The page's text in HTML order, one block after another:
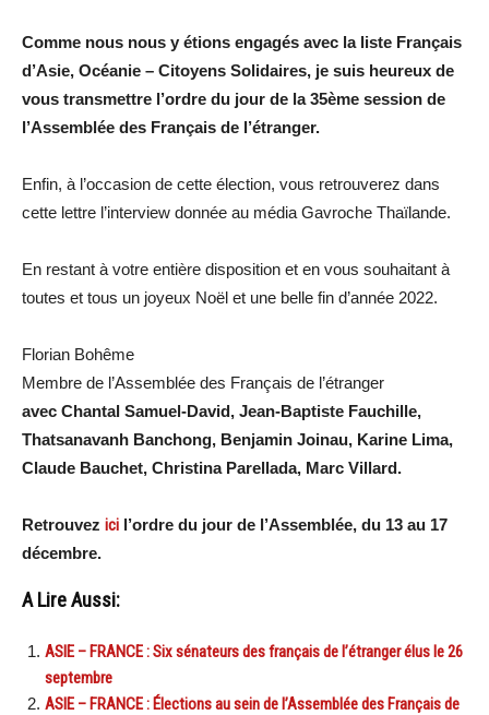
Comme nous nous y étions engagés avec la liste Français
d’Asie, Océanie – Citoyens Solidaires, je suis heureux de
vous transmettre l’ordre du jour de la 35ème session de
l’Assemblée des Français de l’étranger.
Enfin, à l’occasion de cette élection, vous retrouverez dans
cette lettre l’interview donnée au média Gavroche Thaïlande.
En restant à votre entière disposition et en vous souhaitant à
toutes et tous un joyeux Noël et une belle fin d’année 2022.
Florian Bohême
Membre de l’Assemblée des Français de l’étranger
avec Chantal Samuel-David, Jean-Baptiste Fauchille,
Thatsanavanh Banchong, Benjamin Joinau, Karine Lima,
Claude Bauchet, Christina Parellada, Marc Villard.
Retrouvez ici l’ordre du jour de l’Assemblée, du 13 au 17
décembre.
A Lire Aussi:
ASIE – FRANCE : Six sénateurs des français de l’étranger élus le 26
septembre
ASIE – FRANCE : Élections au sein de l’Assemblée des Français de